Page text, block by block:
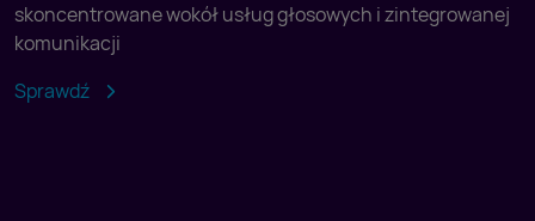
skoncentrowane wokół usług głosowych i zintegrowanej
komunikacji
Sprawdź